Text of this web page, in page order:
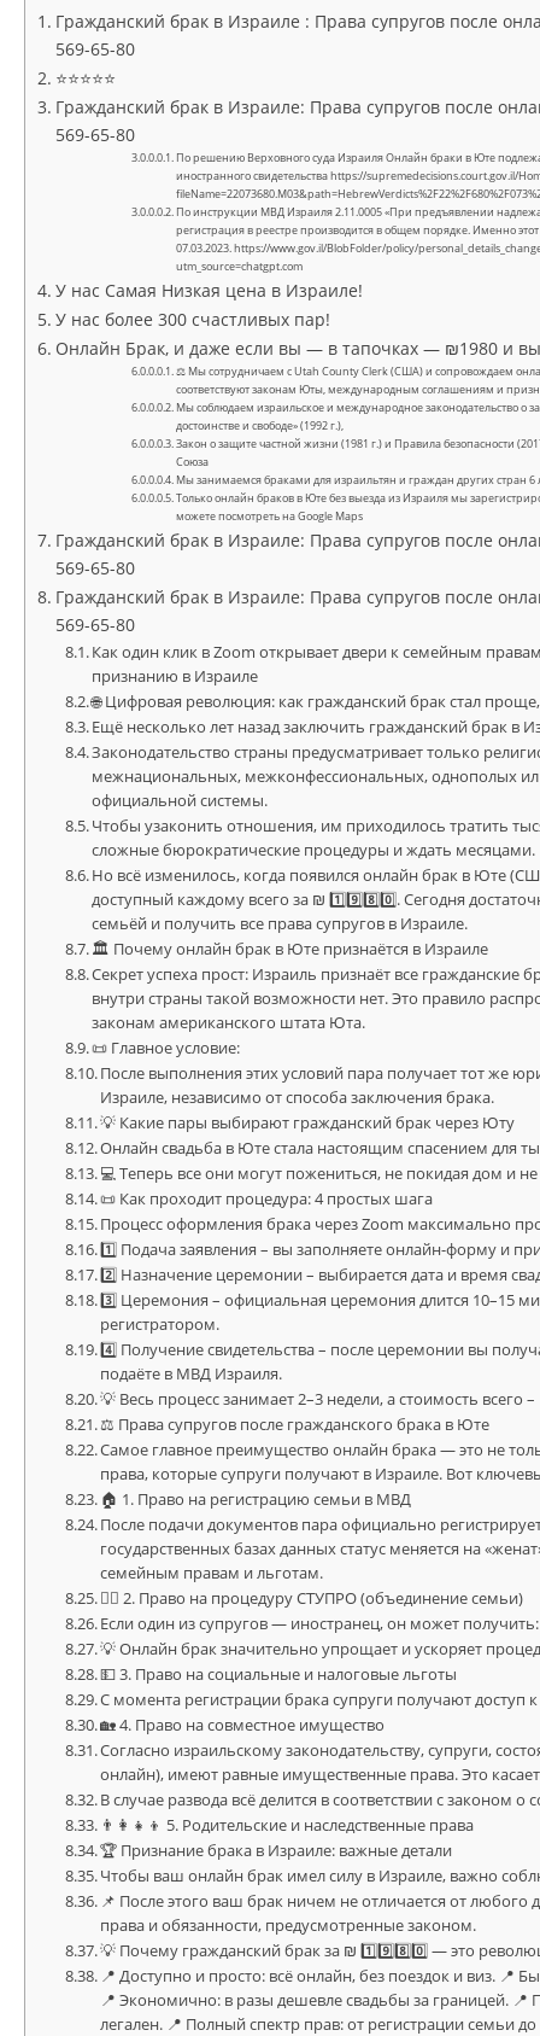
Гражданский брак в Израиле : Права супругов после
569-65-80
⭐⭐⭐⭐⭐
Гражданский брак в Израиле: Права супругов после
569-65-80
По решению Верховного суда Израиля Онлайн браки в Юте
иностранного свидетельства https://supremedecisions.court.gov.il/
По инструкции МВД Израиля 2.11.0005 «При предъявлении
регистрация в реестре производится в общем порядке. Именно
07.03.2023. https://www.gov.il/BlobFolder/policy/
utm_source=chatgpt.com
У нас Самая Низкая цена в Израиле!
У нас более 300 счастливых пар!
Онлайн Брак, и даже если вы — в тапочках — ₪1980 и
⚖ Мы сотрудничаем с Utah County Clerk (США) и сопровождаем
соответствуют законам Юты, международным соглашениям и
Мы соблюдаем израильское и международное законодательство
достоинстве и свободе» (1992 г.),
Закон о защите частной жизни (1981 г.) и Правила безопасности
Союза
Мы занимаемся браками для израильтян и граждан других стран 6
Только онлайн браков в Юте без выезда из Израиля мы
можете посмотреть на Google Maps
Гражданский брак в Израиле: Права супругов после
569-65-80
Гражданский брак в Израиле: Права супругов после
569-65-80
Как один клик в Zoom открывает двери к семейным
признанию в Израиле
🌐 Цифровая революция: как гражданский брак стал
Ещё несколько лет назад заключить гражданский брак в
Законодательство страны предусматривает только
межнациональных, межконфессиональных, однополых
официальной системы.
Чтобы узаконить отношения, им приходилось тратить
сложные бюрократические процедуры и ждать месяцами.
Но всё изменилось, когда появился онлайн брак в Юте
доступный каждому всего за ₪ 1️⃣9️⃣8️⃣0️⃣. Сегодня
семьёй и получить все права супругов в Израиле.
🏛 Почему онлайн брак в Юте признаётся в Израиле
Секрет успеха прост: Израиль признаёт все гражданские
внутри страны такой возможности нет. Это правило
законам американского штата Юта.
📜 Главное условие:
После выполнения этих условий пара получает тот же
Израиле, независимо от способа заключения брака.
💡 Какие пары выбирают гражданский брак через Юту
Онлайн свадьба в Юте стала настоящим спасением для
💻 Теперь все они могут пожениться, не покидая дом и
📜 Как проходит процедура: 4 простых шага
Процесс оформления брака через Zoom максимально
1️⃣ Подача заявления – вы заполняете онлайн-форму и
2️⃣ Назначение церемонии – выбирается дата и время
3️⃣ Церемония – официальная церемония длится 10–15
регистратором.
4️⃣ Получение свидетельства – после церемонии вы
подаёте в МВД Израиля.
💡 Весь процесс занимает 2–3 недели, а стоимость всего
⚖️ Права супругов после гражданского брака в Юте
Самое главное преимущество онлайн брака — это не
права, которые супруги получают в Израиле. Вот
🏠 1. Право на регистрацию семьи в МВД
После подачи документов пара официально
государственных базах данных статус меняется на
семейным правам и льготам.
🧑‍⚖️ 2. Право на процедуру СТУПРО (объединение семьи)
Если один из супругов — иностранец, он может получить:
💡 Онлайн брак значительно упрощает и ускоряет
💵 3. Право на социальные и налоговые льготы
С момента регистрации брака супруги получают доступ
🏡 4. Право на совместное имущество
Согласно израильскому законодательству, супруги,
онлайн), имеют равные имущественные права. Это
В случае развода всё делится в соответствии с законом
👨‍👩‍👧‍👦 5. Родительские и наследственные права
🏆 Признание брака в Израиле: важные детали
Чтобы ваш онлайн брак имел силу в Израиле, важно
📌 После этого ваш брак ничем не отличается от любого
права и обязанности, предусмотренные законом.
💡 Почему гражданский брак за ₪ 1️⃣9️⃣8️⃣0️⃣ — это
📍 Доступно и просто: всё онлайн, без поездок и виз. 📍
📍 Экономично: в разы дешевле свадьбы за границей.
легален. 📍 Полный спектр прав: от регистрации семьи